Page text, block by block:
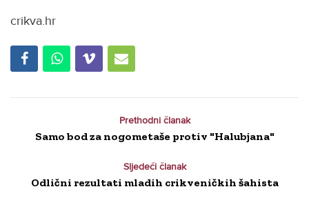
crikva.hr
Prethodni članak
Samo bod za nogometaše protiv "Halubjana"
Sljedeći članak
Odlični rezultati mladih crikveničkih šahista